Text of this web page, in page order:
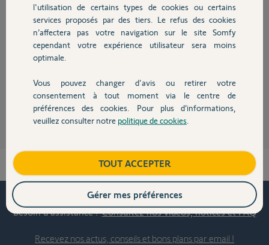
Autres produits
Devis avec un pro
Contact
1réponse SERVICES il y a plus de 6 ans
Quelle est la différence entre un produit acheté chez
un pro et en Grande Surface de Bricolage?
Besoin d’assistance ?Consultez nos vidéos, notices et FAQ
Recevez nos actus, conseils et bons plans par email !
l'utilisation de certains types de cookies ou certains
services proposés par des tiers. Le refus des cookies
n’affectera pas votre navigation sur le site Somfy
cependant votre expérience utilisateur sera moins
optimale.
Vous pouvez changer d'avis ou retirer votre
consentement à tout moment via le centre de
préférences des cookies. Pour plus d’informations,
veuillez consulter notre politique de cookies
TOUT ACCEPTER
Gérer mes préférences